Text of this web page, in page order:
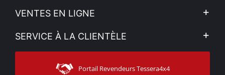
L'entreprise
Voir nos actualités
Sitemap
VENTES EN LIGNE
Mon compte
Moyens d’expédition
SERVICE À LA CLIENTÈLE
Contacter
Assistance aux clientsPortail Revendeurs Tessera4x4